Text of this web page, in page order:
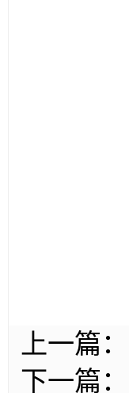
上一篇：
下一篇：